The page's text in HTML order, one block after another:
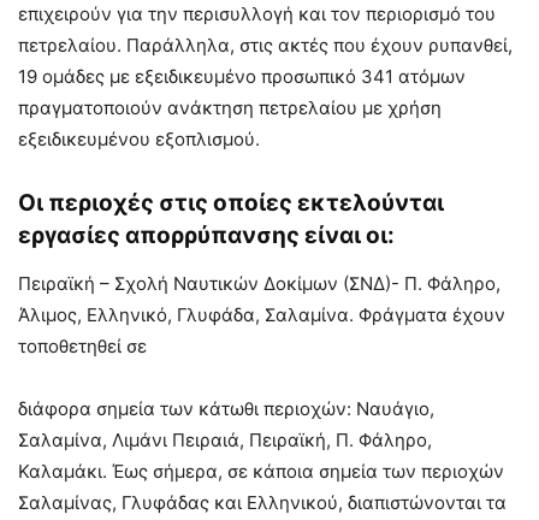
επιχειρούν για την περισυλλογή και τον περιορισμό του
πετρελαίου. Παράλληλα, στις ακτές που έχουν ρυπανθεί,
19 ομάδες με εξειδικευμένο προσωπικό 341 ατόμων
πραγματοποιούν ανάκτηση πετρελαίου με χρήση
εξειδικευμένου εξοπλισμού.
Οι περιοχές στις οποίες εκτελούνται
εργασίες απορρύπανσης είναι οι:
Πειραϊκή – Σχολή Ναυτικών Δοκίμων (ΣΝΔ)- Π. Φάληρο,
Άλιμος, Ελληνικό, Γλυφάδα, Σαλαμίνα. Φράγματα έχουν
τοποθετηθεί σε
διάφορα σημεία των κάτωθι περιοχών: Ναυάγιο,
Σαλαμίνα, Λιμάνι Πειραιά, Πειραϊκή, Π. Φάληρο,
Καλαμάκι. Έως σήμερα, σε κάποια σημεία των περιοχών
Σαλαμίνας, Γλυφάδας και Ελληνικού, διαπιστώνονται τα